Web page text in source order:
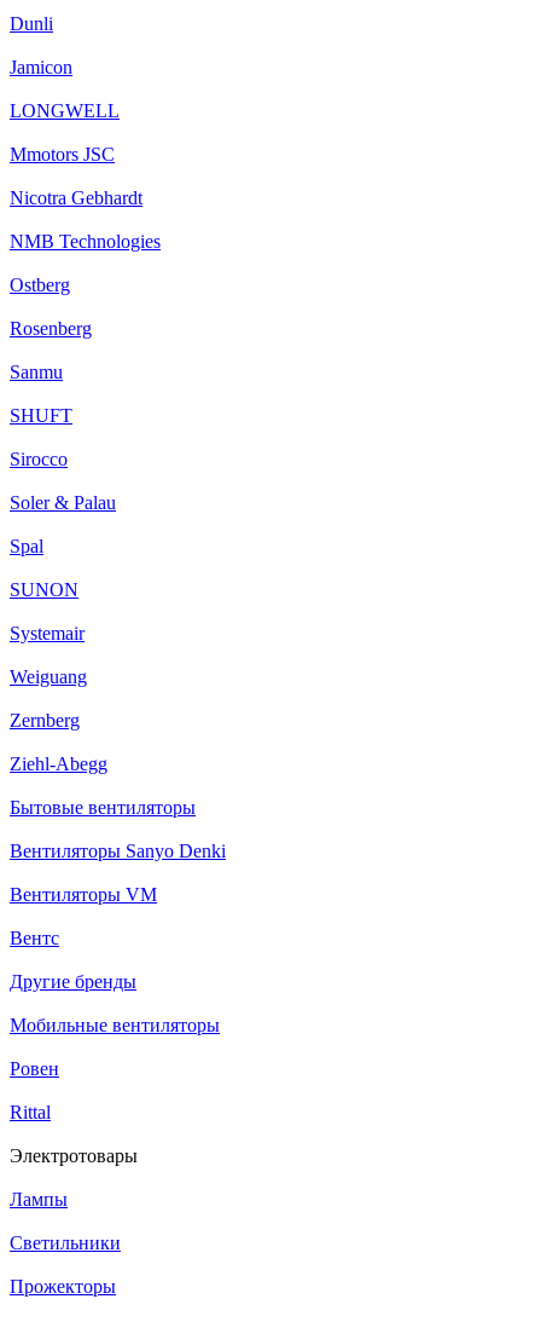
Dunli
Jamicon
LONGWELL
Mmotors JSC
Nicotra Gebhardt
NMB Technologies
Ostberg
Rosenberg
Sanmu
SHUFT
Sirocco
Soler & Palau
Spal
SUNON
Systemair
Weiguang
Zernberg
Ziehl-Abegg
Бытовые вентиляторы
Вентиляторы Sanyo Denki
Вентиляторы VM
Вентс
Другие бренды
Мобильные вентиляторы
Ровен
Rittal
Электротовары
Лампы
Светильники
Прожекторы